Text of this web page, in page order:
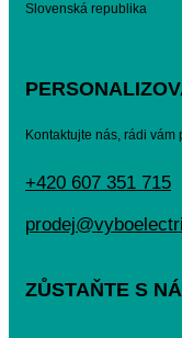
Slovenská republika
Kontaktujte nás, rádi vám
+420 607 351 715
ZŮSTAŇTE S